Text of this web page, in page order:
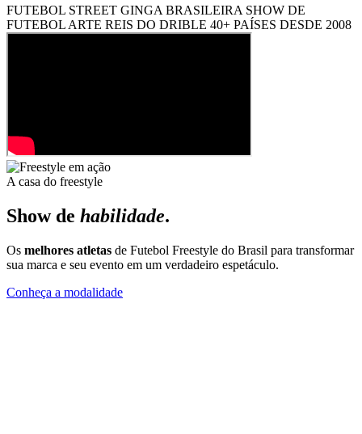
FUTEBOL STREET GINGA BRASILEIRA SHOW DE
FUTEBOL ARTE REIS DO DRIBLE 40+ PAÍSES DESDE 2008
A casa do freestyle
Show de habilidade.
Os melhores atletas de Futebol Freestyle do Brasil para transformar
sua marca e seu evento em um verdadeiro espetáculo.
Conheça a modalidade